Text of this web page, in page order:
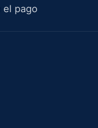
el pago